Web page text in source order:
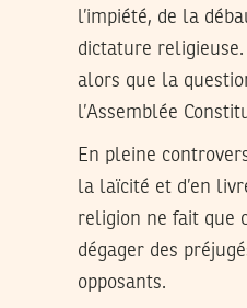
l’impiété, de la
dictature religieuse.
alors que la
l’Assemblée
En pleine
la laïcité et d’en
religion ne fait que
dégager des
opposants.